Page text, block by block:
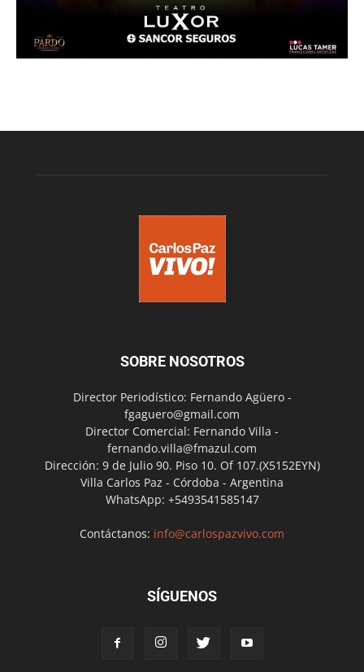
SOBRE NOSOTROS
Director Periodístico: Fernando Agüero -
fgaguero@gmail.com
Director Comercial: Fernando Villa -
fernando.villa@fmazul.com
Dirección: 9 de Julio 90. Piso 10. Of 107.(X5152EYN)
Villa Carlos Paz - Córdoba - Argentina
WhatsApp: +5493541585147
Contáctanos: info@carlospazvivo.com
SÍGUENOS